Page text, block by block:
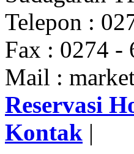
Telepon :
Fax : 0274 -
Mail :
Reservasi
Kontak |